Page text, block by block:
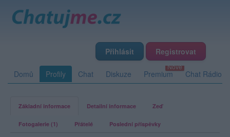
Přihlásit Registrovat
Domů Profily Chat Diskuze Premium Chat Rádio
Základní informace Detailní informace Zeď
Fotogalerie (1) Přátelé Poslední příspěvky